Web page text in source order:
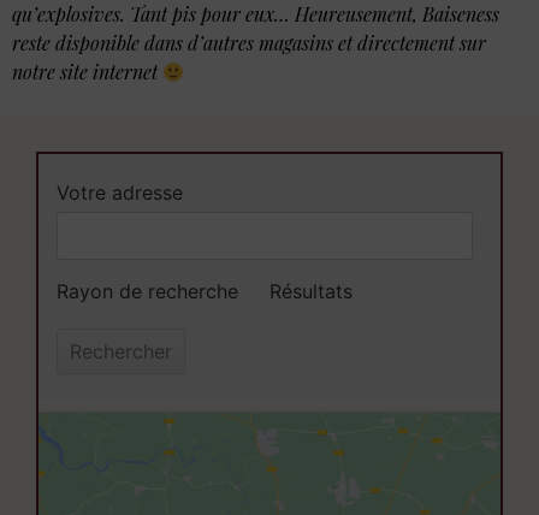
qu’explosives. Tant pis pour eux… Heureusement, Baiseness
reste disponible dans d’autres magasins et directement sur
notre site internet
Votre adresse
Rayon de recherche Résultats